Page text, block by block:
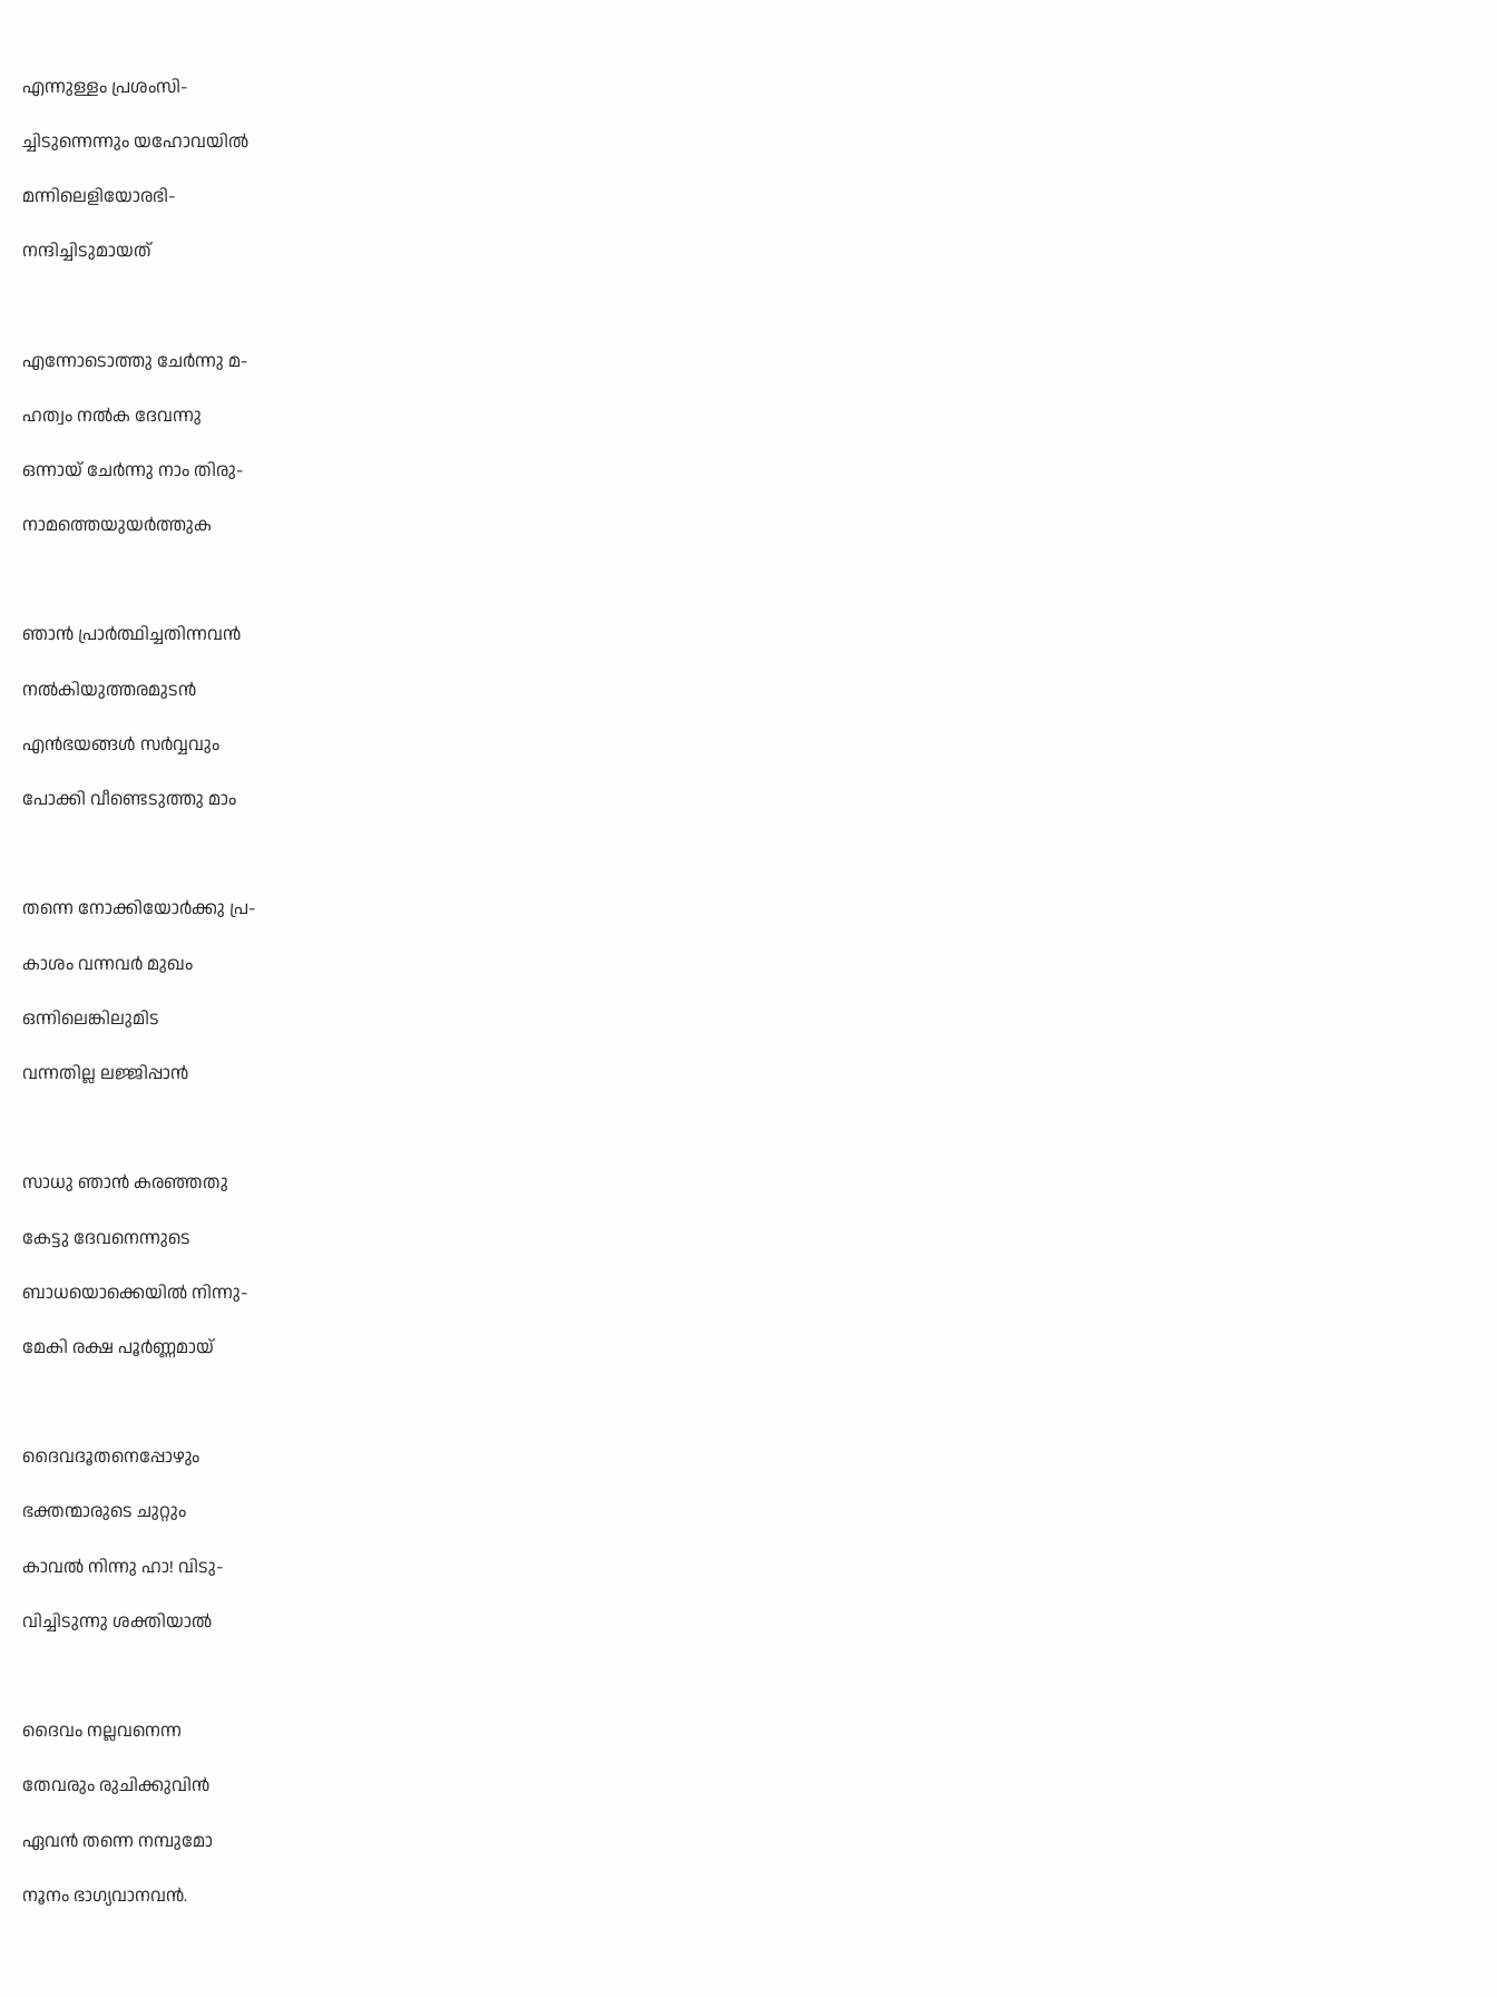
എന്നുള്ളം പ്രശംസി-
ച്ചിടുന്നെന്നും യഹോവയിൽ
മന്നിലെളിയോരഭി-
നന്ദിച്ചിടുമായത്
എന്നോടൊത്തു ചേർന്നു മ-
ഹത്വം നൽക ദേവന്നു
ഒന്നായ് ചേർന്നു നാം തിരു-
നാമത്തെയുയർത്തുക
ഞാൻ പ്രാർത്ഥിച്ചതിന്നവൻ
നൽകിയുത്തരമുടൻ
എൻഭയങ്ങൾ സർവ്വവും
പോക്കി വീണ്ടെടുത്തു മാം
തന്നെ നോക്കിയോർക്കു പ്ര-
കാശം വന്നവർ മുഖം
ഒന്നിലെങ്കിലുമിട
വന്നതില്ല ലജ്ജിപ്പാൻ
സാധു ഞാൻ കരഞ്ഞതു
കേട്ടു ദേവനെന്നുടെ
ബാധയൊക്കെയിൽ നിന്നു-
മേകി രക്ഷ പൂർണ്ണമായ്
ദൈവദൂതനെപ്പോഴും
ഭക്തന്മാരുടെ ചുറ്റും
കാവൽ നിന്നു ഹാ! വിടു-
വിച്ചിടുന്നു ശക്തിയാൽ
ദൈവം നല്ലവനെന്ന
തേവരും രുചിക്കുവിൻ
ഏവൻ തന്നെ നമ്പുമോ
നൂനം ഭാഗ്യവാനവൻ.